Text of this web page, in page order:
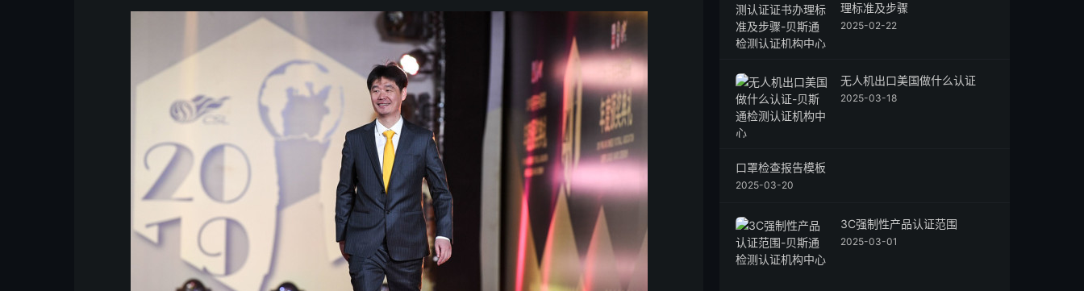
理标准及步骤
2025-02-22
无人机出口美国做什么认证
2025-03-18
口罩检查报告模板
2025-03-20
3C强制性产品认证范围
2025-03-01